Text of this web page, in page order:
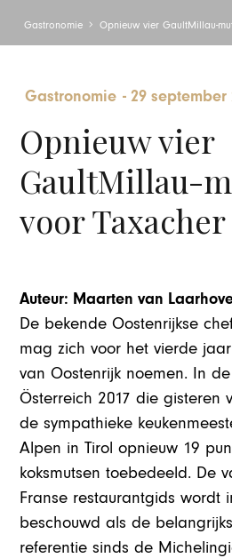
Gastronomie Opnieuw vier GaultMillau-
Gastronomie -29 september
Opnieuw vier
GaultMillau-
voor Taxacher
Auteur: Maarten van
De bekende Oostenrijkse
mag zich voor het vierde
van Oostenrijk noemen. In
Österreich 2017 die gisteren
de sympathieke
Alpen in Tirol opnieuw 19
koksmutsen toebedeeld. De
Franse restaurantgids wordt
beschouwd als de
referentie sinds de